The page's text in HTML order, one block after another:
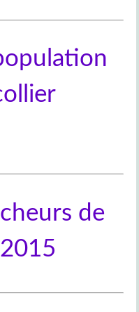
de